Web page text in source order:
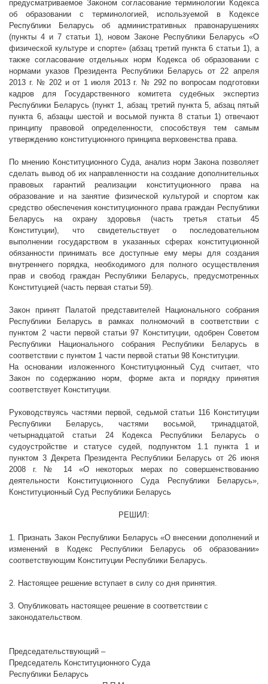
предусматриваемое Законом согласование терминологии Кодекса
об образовании с терминологией, используемой в Кодексе
Республики Беларусь об административных правонарушениях
(пункты 4 и 7 статьи 1), новом Законе Республики Беларусь «О
физической культуре и спорте» (абзац третий пункта 6 статьи 1), а
также согласование отдельных норм Кодекса об образовании с
нормами указов Президента Республики Беларусь от 22 апреля
2013 г. № 202 и от 1 июля 2013 г. № 292 по вопросам подготовки
кадров для Государственного комитета судебных экспертиз
Республики Беларусь (пункт 1, абзац третий пункта 5, абзац пятый
пункта 6, абзацы шестой и восьмой пункта 8 статьи 1) отвечают
принципу правовой определенности, способствуя тем самым
утверждению конституционного принципа верховенства права.
По мнению Конституционного Суда, анализ норм Закона позволяет
сделать вывод об их направленности на создание дополнительных
правовых гарантий реализации конституционного права на
образование и на занятие физической культурой и спортом как
средство обеспечения конституционного права граждан Республики
Беларусь на охрану здоровья (часть третья статьи 45
Конституции), что свидетельствует о последовательном
выполнении государством в указанных сферах конституционной
обязанности принимать все доступные ему меры для создания
внутреннего порядка, необходимого для полного осуществления
прав и свобод граждан Республики Беларусь, предусмотренных
Конституцией (часть первая статьи 59).
Закон принят Палатой представителей Национального собрания
Республики Беларусь в рамках полномочий в соответствии с
пунктом 2 части первой статьи 97 Конституции, одобрен Советом
Республики Национального собрания Республики Беларусь в
соответствии с пунктом 1 части первой статьи 98 Конституции.
На основании изложенного Конституционный Суд считает, что
Закон по содержанию норм, форме акта и порядку принятия
соответствует Конституции.
Руководствуясь частями первой, седьмойстатьи 116 Конституции
Республики Беларусь, частями восьмой, тринадцатой,
четырнадцатой статьи 24 Кодекса Республики Беларусь о
судоустройстве и статусе судей, подпунктом 1.1 пункта 1 и
пунктом 3 Декрета Президента Республики Беларусь от 26 июня
2008 г. № 14 «О некоторых мерах по совершенствованию
деятельности Конституционного Суда Республики Беларусь»,
Конституционный Суд Республики Беларусь
РЕШИЛ:
1. Признать Закон Республики Беларусь «О внесении дополнений и
изменений в Кодекс Республики Беларусь об образовании»
соответствующим Конституции Республики Беларусь.
2. Настоящее решение вступает в силу со дня принятия.
3. Опубликовать настоящее решение в соответствии с
законодательством.
Председательствующий –
Председатель Конституционного Суда
Республики Беларусь